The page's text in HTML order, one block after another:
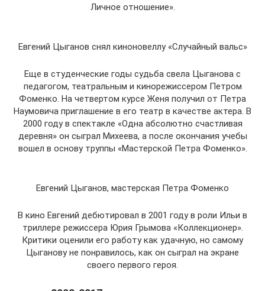
Личное отношение».
Евгений Цыганов снял киноновеллу «Случайный вальс»
Еще в студенческие годы судьба свела Цыганова с
педагогом, театральным и кинорежиссером Петром
Фоменко. На четвертом курсе Женя получил от Петра
Наумовича приглашение в его театр в качестве актера. В
2000 году в спектакле «Одна абсолютно счастливая
деревня» он сыграл Михеева, а после окончания учебы
вошел в основу труппы «Мастерской Петра Фоменко».
Евгений Цыганов, мастерская Петра Фоменко
В кино Евгений дебютировал в 2001 году в роли Ильи в
триллере режиссера Юрия Грымова «Коллекционер».
Критики оценили его работу как удачную, но самому
Цыганову не понравилось, как он сыграл на экране
своего первого героя.